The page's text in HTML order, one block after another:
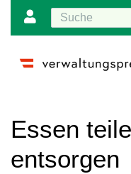
Essen
entsorgen